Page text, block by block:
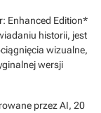
Enhanced Edition*
historii, jest
wizualne,
wersji
przez AI, 20